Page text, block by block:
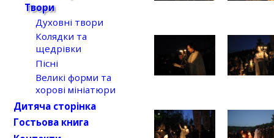
Твори
Духовні твори
Колядки та
щедрівки
Пісні
Великі форми та
хорові мініатюри
Дитяча сторінка
Гостьова книга